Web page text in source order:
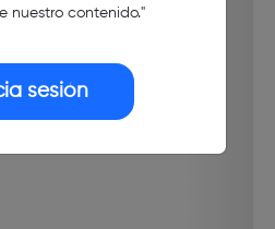
nuestro contenido."
sesión